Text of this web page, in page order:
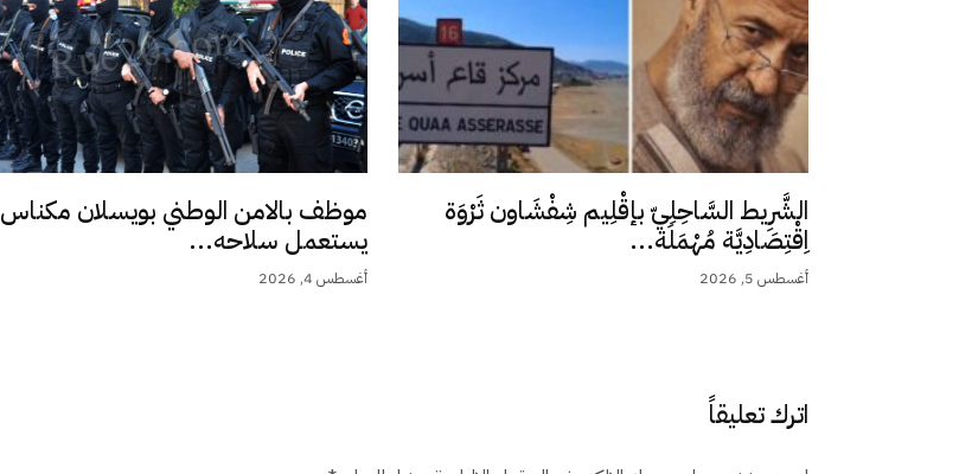
الشَّرِيط السَّاحِلِيّ بإقْلِيم شِفْشَاون ثَرْوَة
اِقْتِصَادِيَّة مُهْمَلَة...
أغسطس 5, 2026
موظف بالامن الوطني بويسلان مكناس
يستعمل سلاحه...
أغسطس 4, 2026
اترك تعليقاً